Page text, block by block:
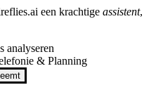
een krachtige assistent,
analyseren
& Planning